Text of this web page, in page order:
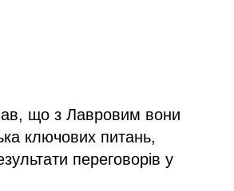
що з Лавровим вони
ключових питань,
переговорів у